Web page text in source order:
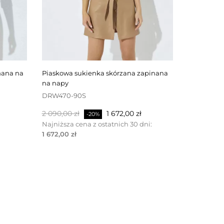
piaskowa sukienka skórzana zapinana
na napy
DRW470-90S
Cena
podstawowa
2 090,00 zł -20% Cena
1 672,00 zł
Najniższa cena z ostatnich 30 dni:
1 672,00 zł